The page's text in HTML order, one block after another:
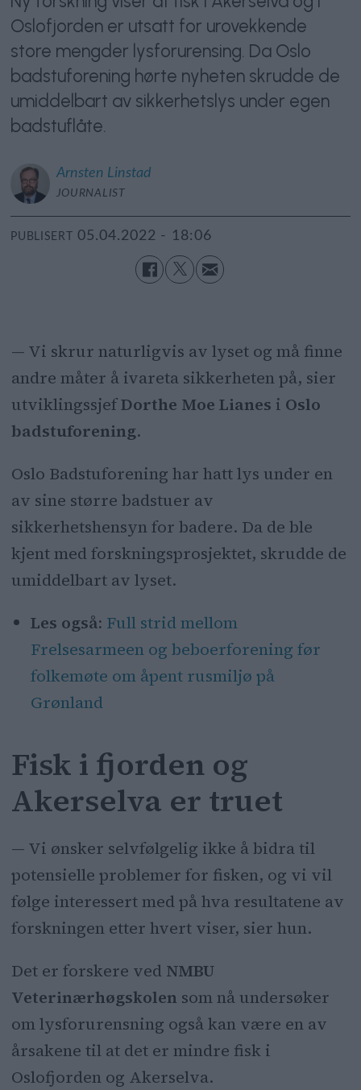
Oslofjorden er utsatt for urovekkende
store mengder lysforurensing. Da Oslo
badstuforening hørte nyheten skrudde de
umiddelbart av sikkerhetslys under egen
badstuflåte.
Arnsten Linstad
JOURNALIST
PUBLISERT 05.04.2022 - 18:06
— Vi skrur naturligvis av lyset og må finne
andre måter å ivareta sikkerheten på, sier
utviklingssjefDorthe Moe Lianes i Oslo
badstuforening.
Oslo Badstuforening har hatt lys under en
av sine større badstuer av
sikkerhetshensyn for badere. Da de ble
kjent med forskningsprosjektet, skrudde de
umiddelbart av lyset.
Les også: Full strid mellom
Frelsesarmeen og beboerforening før
folkemøte om åpent rusmiljø på
Grønland
Fisk i fjorden og
Akerselva er truet
— Vi ønsker selvfølgelig ikke å bidra til
potensielle problemer for fisken, og vi vil
følge interessert med på hva resultatene av
forskningen etter hvert viser, sier hun.
Det er forskere ved NMBU
Veterinærhøgskolen som nå undersøker
om lysforurensning også kan være en av
årsakene til at det er mindre fisk i
Oslofjorden og Akerselva.